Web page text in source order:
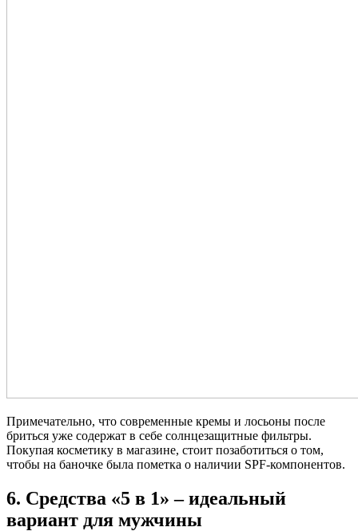
Примечательно, что современные кремы и лосьоны после
бриться уже содержат в себе солнцезащитные фильтры.
Покупая косметику в магазине, стоит позаботиться о том,
чтобы на баночке была пометка о наличии SPF-компонентов.
6. Средства «5 в 1» – идеальный
вариант для мужчины